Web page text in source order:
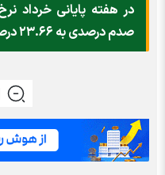
در هفته پایانی خرداد
صدم درصدی به ۲۳.۶۶ درصد رسید.